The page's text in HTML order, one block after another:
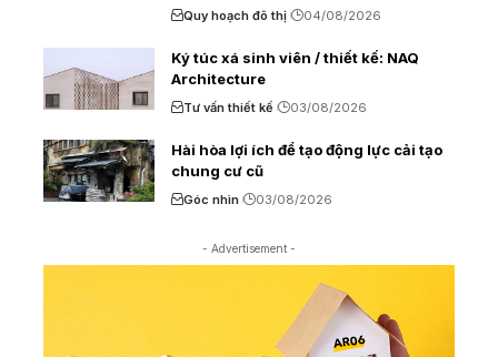
Quy hoạch đô thị 04/08/2026
Ký túc xá sinh viên / thiết kế: NAQ
Architecture
Tư vấn thiết kế 03/08/2026
Hài hòa lợi ích để tạo động lực cải tạo
chung cư cũ
Góc nhìn 03/08/2026
- Advertisement -